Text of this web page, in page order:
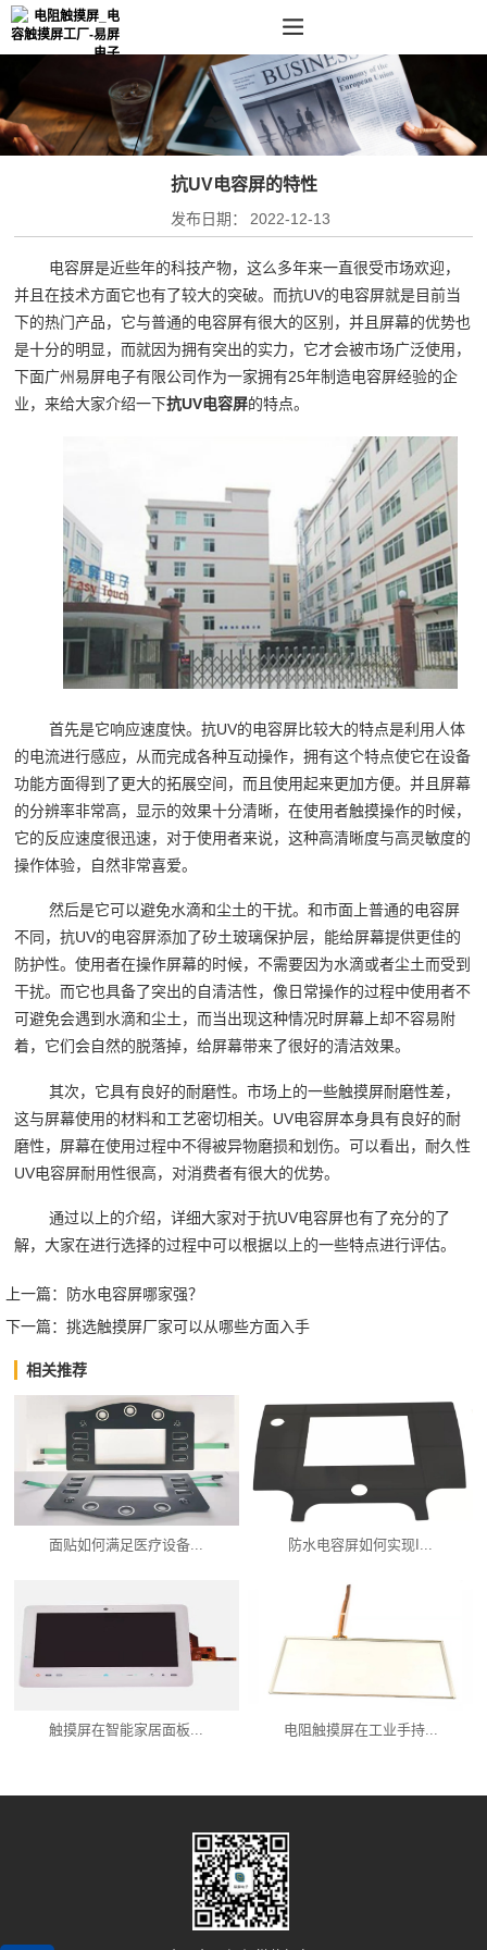
抗UV电容屏的特性
发布日期： 2022-12-13
电容屏是近些年的科技产物，这么多年来一直很受市场欢迎，
并且在技术方面它也有了较大的突破。而抗UV的电容屏就是目前当
下的热门产品，它与普通的电容屏有很大的区别，并且屏幕的优势也
是十分的明显，而就因为拥有突出的实力，它才会被市场广泛使用，
下面广州易屏电子有限公司作为一家拥有25年制造电容屏经验的企
业，来给大家介绍一下抗UV电容屏的特点。
首先是它响应速度快。抗UV的电容屏比较大的特点是利用人体
的电流进行感应，从而完成各种互动操作，拥有这个特点使它在设备
功能方面得到了更大的拓展空间，而且使用起来更加方便。并且屏幕
的分辨率非常高，显示的效果十分清晰，在使用者触摸操作的时候，
它的反应速度很迅速，对于使用者来说，这种高清晰度与高灵敏度的
操作体验，自然非常喜爱。
然后是它可以避免水滴和尘土的干扰。和市面上普通的电容屏
不同，抗UV的电容屏添加了矽土玻璃保护层，能给屏幕提供更佳的
防护性。使用者在操作屏幕的时候，不需要因为水滴或者尘土而受到
干扰。而它也具备了突出的自清洁性，像日常操作的过程中使用者不
可避免会遇到水滴和尘土，而当出现这种情况时屏幕上却不容易附
着，它们会自然的脱落掉，给屏幕带来了很好的清洁效果。
其次，它具有良好的耐磨性。市场上的一些触摸屏耐磨性差，
这与屏幕使用的材料和工艺密切相关。UV电容屏本身具有良好的耐
磨性，屏幕在使用过程中不得被异物磨损和划伤。可以看出，耐久性
UV电容屏耐用性很高，对消费者有很大的优势。
通过以上的介绍，详细大家对于抗UV电容屏也有了充分的了
解，大家在进行选择的过程中可以根据以上的一些特点进行评估。
上一篇：
防水电容屏哪家强？
下一篇： 挑选触摸屏厂家可以从哪些方面入手
相关推荐
面贴如何满足医疗设备... 防水电容屏如何实现I...
触摸屏在智能家居面板... 电阻触摸屏在工业手持...
产品中心